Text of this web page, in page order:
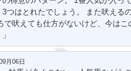
3つはとれたでしょう。 また吠える
で吠えても仕方がないけど、今はこ
月06日